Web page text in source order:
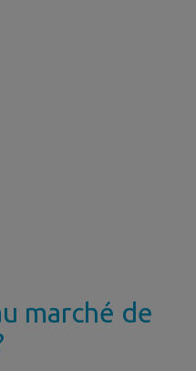
marché de